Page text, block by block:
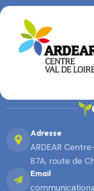
Adresse
ARDEAR
87A, route de
Email